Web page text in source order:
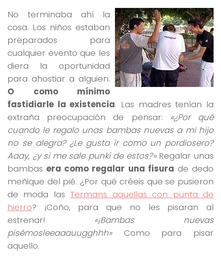
No terminaba ahí la
cosa. Los niños estaban
preparados para
cualquier evento que les
diera la oportunidad
para ahostiar a alguien.
O como mínimo
fastidiarle la existencia. Las madres tenían la
extraña preocupación de pensar: «¿Por qué
cuando le regalo unas bambas nuevas a mi hijo
no se alegra? ¿Le gusta ir como un pordiosero?
Aaay, ¿y si me sale punki de estos?»Regalar unas
bambasera como regalar una fisura de dedo
meñique del pié. ¿Por qué créeis que se pusieron
de moda lasTermans aquellas con punta de
hierro? ¡Coño, para que no les pisaran al
estrenar! «¡Bambas nuevas
pisémosleeaaauugghhh»Como para pisar
aquello.